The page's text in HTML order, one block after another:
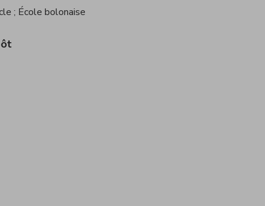
; École bolonaise